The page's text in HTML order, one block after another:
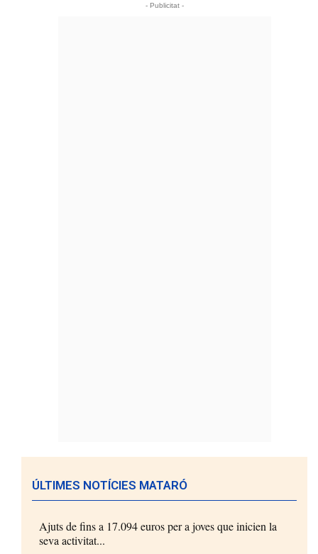
- Publicitat -
ÚLTIMES NOTÍCIES MATARÓ
Ajuts de fins a 17.094 euros per a joves que inicien la
seva activitat...